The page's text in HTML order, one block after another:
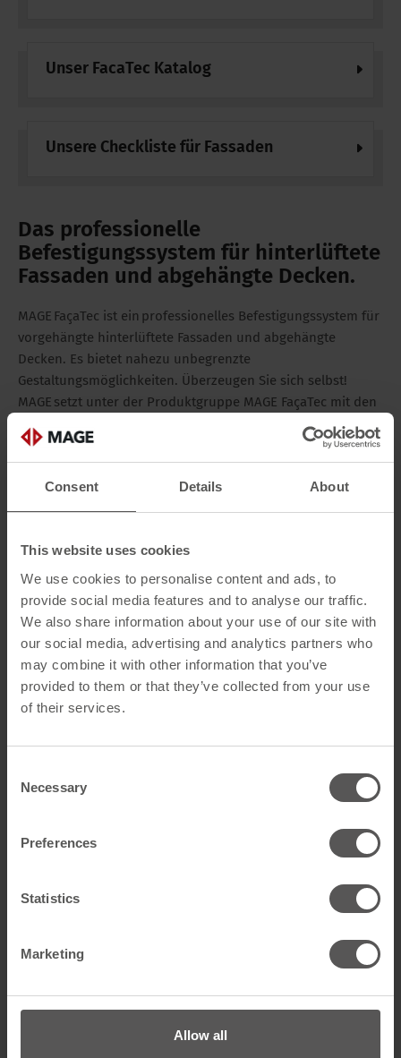
Consent Details About
This website uses cookies
We use cookies to personalise content and ads, to
provide social media features and to analyse our traffic.
We also share information about your use of our site with
our social media, advertising and analytics partners who
may combine it with other information that you’ve
provided to them or that they’ve collected from your use
of their services.
Selection
Necessary
Preferences
Statistics
Marketing
Allow all
Das professionelle
Befestigungssystem für hinterlüftete
Fassaden und abgehängte Decken.
MAGE FaçaTec ist ein professionelles Befestigungssystem für
vorgehängte hinterlüftete Fassaden und abgehängte
Decken. Es bietet nahezu unbegrenzte
Gestaltungsmöglichkeiten. Überzeugen Sie sich selbst!
MAGE setzt unter der Produktgruppe MAGE FaçaTec mit den
auf ein langjähriges und
bei Architekten, Bauherren und Montageunternehmen
bewährtes Fassadensystem. Sie erzielen das perfekte
Erscheinungsbild einer Fassade mit höchster
Verarbeitungsqualität, Standsicherheit und optimaler
Unser FacaTec Katalog
Unsere Checkliste für Fassaden
DasSPIDI versa Agraffensystem
sorgt für eine saubere,
Haltepunkte und mit maximaler Gestaltungsfreiheit.
mit verschiedenen gängigen Hinterschnittankern und
Blindbefestigern kompatibel. Das reduziert Komplexität auf
der Baustelle und erhöht die Planungssicherheit.